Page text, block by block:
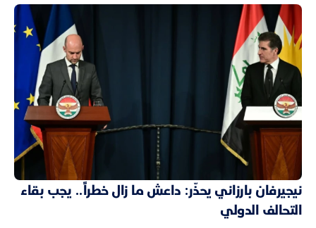
نيجيرفان بارزاني يحذّر: داعش ما زال خطراً.. يجب بقاء
التحالف الدولي